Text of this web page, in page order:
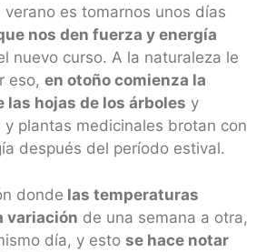
es tomarnos unos días
nos den fuerza y energía
nuevo curso. A la naturaleza le
eso, en otoño comienza la
las hojas de los árboles y
y plantas medicinales brotan con
después del período estival.
donde las temperaturas
variación de una semana a otra,
día, y esto se hace notar